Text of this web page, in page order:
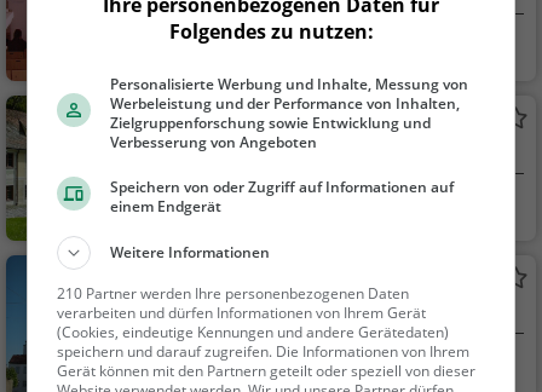
Augsburg
Schwäbisches Handwerkermuseum
Museum in Augsburg
Augsburg
Ulrich und Afra
Museum in Augsburg
Augsburg
Kunst & Museen
Folgendes zu nutzen:
Personalisierte Werbung und Inhalte, Messung von
Werbeleistung und der Performance von Inhalten,
Zielgruppenforschung sowie Entwicklung und
Verbesserung von Angeboten
Speichern von oder Zugriff auf Informationen auf
einem Endgerät
Weitere Informationen
210 Partner werden Ihre personenbezogenen Daten
verarbeiten und dürfen Informationen von Ihrem Gerät
(Cookies, eindeutige Kennungen und andere Gerätedaten)
speichern und darauf zugreifen. Die Informationen von Ihrem
Gerät können mit den Partnern geteilt oder speziell von dieser